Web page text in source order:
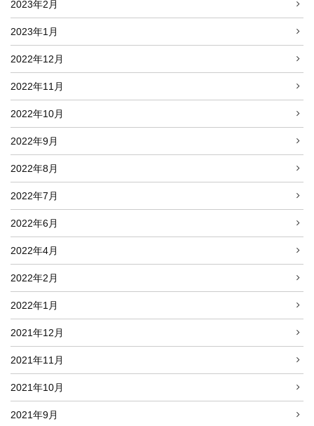
2023年2月
2023年1月
2022年12月
2022年11月
2022年10月
2022年9月
2022年8月
2022年7月
2022年6月
2022年4月
2022年2月
2022年1月
2021年12月
2021年11月
2021年10月
2021年9月